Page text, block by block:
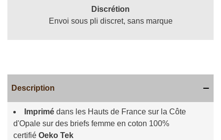
Discrétion
Envoi sous pli discret, sans marque
Description
Imprimé dans les Hauts de France sur la Côte
d'Opale sur des briefs femme en coton 100%
certifié Oeko Tek